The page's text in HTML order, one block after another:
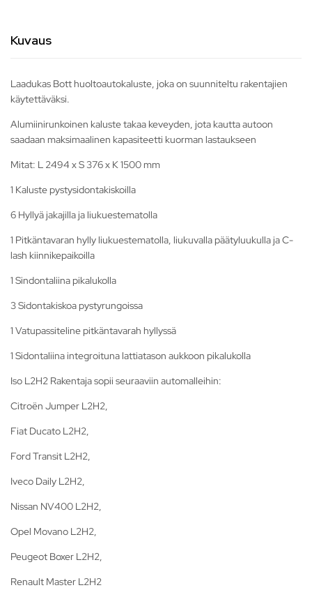
Kuvaus
Laadukas Bott huoltoautokaluste, joka on suunniteltu rakentajien
käytettäväksi.
Alumiinirunkoinen kaluste takaa keveyden, jota kautta autoon
saadaan maksimaalinen kapasiteetti kuorman lastaukseen
Mitat: L 2494 x S 376 x K 1500 mm
1 Kaluste pystysidontakiskoilla
6 Hyllyä jakajilla ja liukuestematolla
1 Pitkäntavaran hylly liukuestematolla, liukuvalla päätyluukulla ja C-
lash kiinnikepaikoilla
1 Sindontaliina pikalukolla
3 Sidontakiskoa pystyrungoissa
1 Vatupassiteline pitkäntavarah hyllyssä
1 Sidontaliina integroituna lattiatason aukkoon pikalukolla
Iso L2H2 Rakentaja sopii seuraaviin automalleihin:
Citroën Jumper L2H2,
Fiat Ducato L2H2,
Ford Transit L2H2,
Iveco Daily L2H2,
Nissan NV400 L2H2,
Opel Movano L2H2,
Peugeot Boxer L2H2,
Renault Master L2H2